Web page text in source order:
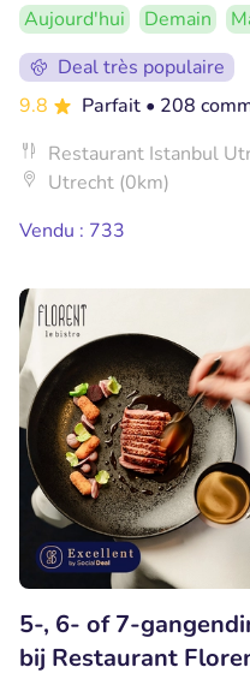
Aujourd'hui Demain
Deal très populaire
9.8
Parfait • 208
Restaurant Istanbul
Utrecht (0km)
Vendu : 733
5-, 6- of 7-
bij Restaurant